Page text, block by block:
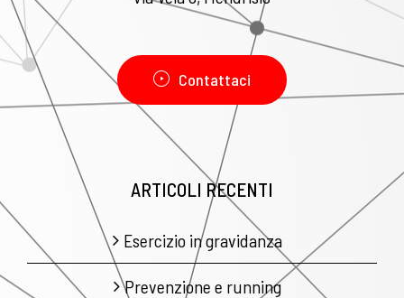
Contattaci
ARTICOLI RECENTI
Esercizio in gravidanza
Prevenzione e running